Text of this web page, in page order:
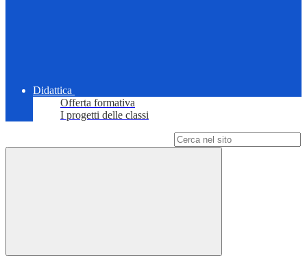
Didattica
Offerta formativa
I progetti delle classi